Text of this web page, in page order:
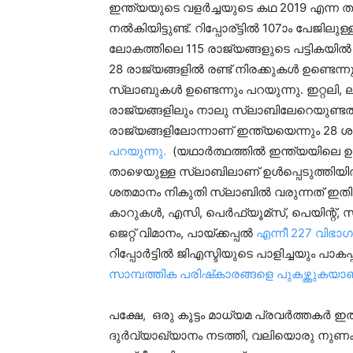
ഇന്ത്യയുടെ വളര്‍ച്ചയുടെ കഥ 2019 എന്ന
നല്‍കിയിട്ടുണ്ട്. റിപ്പോര്ട്ടില്‍ 107ാം
ലോകത്തിലെ 115 രാജ്യങ്ങളുടെ
28 രാജ്യങ്ങളില്‍ രണ്ട് നിരക്കുകള്‍
സ്ലാബുകള്‍ ഉണ്ടെന്നും പറയുന്നു. ഇറ്റലി,
രാജ്യങ്ങളിലും നാലു
രാജ്യങ്ങളിലോന്നാണ് ഇന്ത്യയെന്നും 28
പറയുന്നു. (യഥാര്‍ത്ഥത്തില്‍ ഇന്ത്യയിലെ
താഴെയുള്ള സ്ലാബിലാണ്
ശതമാനം നികുതി സ്ലാബില്‍ വരുന്നത്
കാറുകള്‍, എസി, പെര്‍ഫ്യൂമ്‌സ്, പെയിന്റ്,
ജെറ്റ് വിമാനം, പായ്ക്കപ്പല്‍ എന്നീ 227
റിപ്പോര്‍ട്ടില്‍ ജിഎസ്ടിയുടെ പാളിച്ചയും
സാമ്പത്തിക പരിഷ്‌കാരങ്ങളെ
പക്ഷേ, ഒരു കൂട്ടം മാധ്യമ പ്രവര്‍ത്തകര്‍
ദുര്‍വ്യാഖ്യാനം നടത്തി, വലിയൊരു